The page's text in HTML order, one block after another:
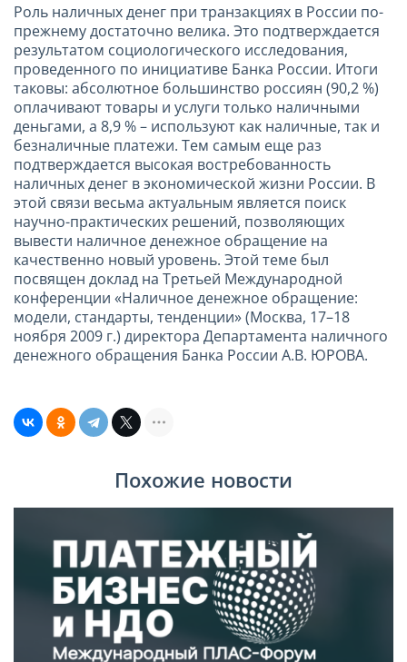
Роль наличных денег при транзакциях в России по-
прежнему достаточно велика. Это подтверждается
результатом социологического исследования,
проведенного по инициативе Банка России. Итоги
таковы: абсолютное большинство россиян (90,2 %)
оплачивают товары и услуги только наличными
деньгами, а 8,9 % – используют как наличные, так и
безналичные платежи. Тем самым еще раз
подтверждается высокая востребованность
наличных денег в экономической жизни России. В
этой связи весьма актуальным является поиск
научно-практических решений, позволяющих
вывести наличное денежное обращение на
качественно новый уровень. Этой теме был
посвящен доклад на Третьей Международной
конференции «Наличное денежное обращение:
модели, стандарты, тенденции» (Москва, 17–18
ноября 2009 г.) директора Департамента наличного
денежного обращения Банка России А.В. ЮРОВА.
Похожие новости